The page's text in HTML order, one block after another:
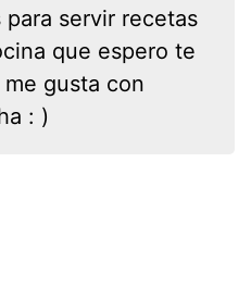
servir recetas
que espero te
gusta con
: )